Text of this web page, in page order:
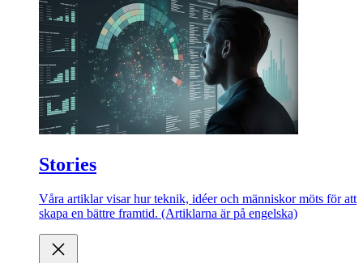
Stories
Våra artiklar visar hur teknik, idéer och människor möts för att
skapa en bättre framtid. (Artiklarna är på engelska)